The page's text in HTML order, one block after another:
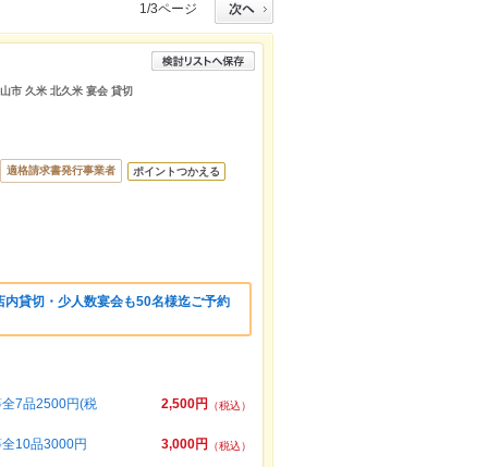
1/3ページ
市 久米 北久米 宴会 貸切
適格請求書発行事業者 ポイントつかえる
貸切・少人数宴会も50名様迄ご予約
2,500円 （税込）
7品2500円(税
3,000円 （税込）
10品3000円